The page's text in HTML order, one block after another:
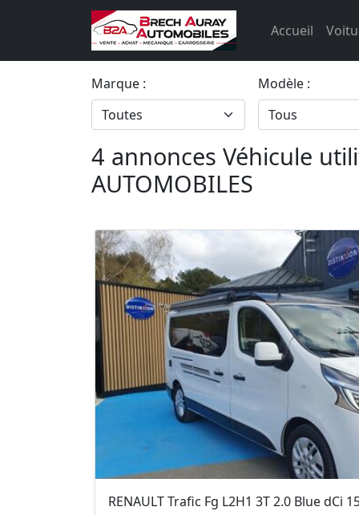
Accueil
Marque : Modèle :
4 annonces Véhicule
AUTOMOBILES
RENAULT Trafic Fg L2H1 3T 2.0 Blue dCi